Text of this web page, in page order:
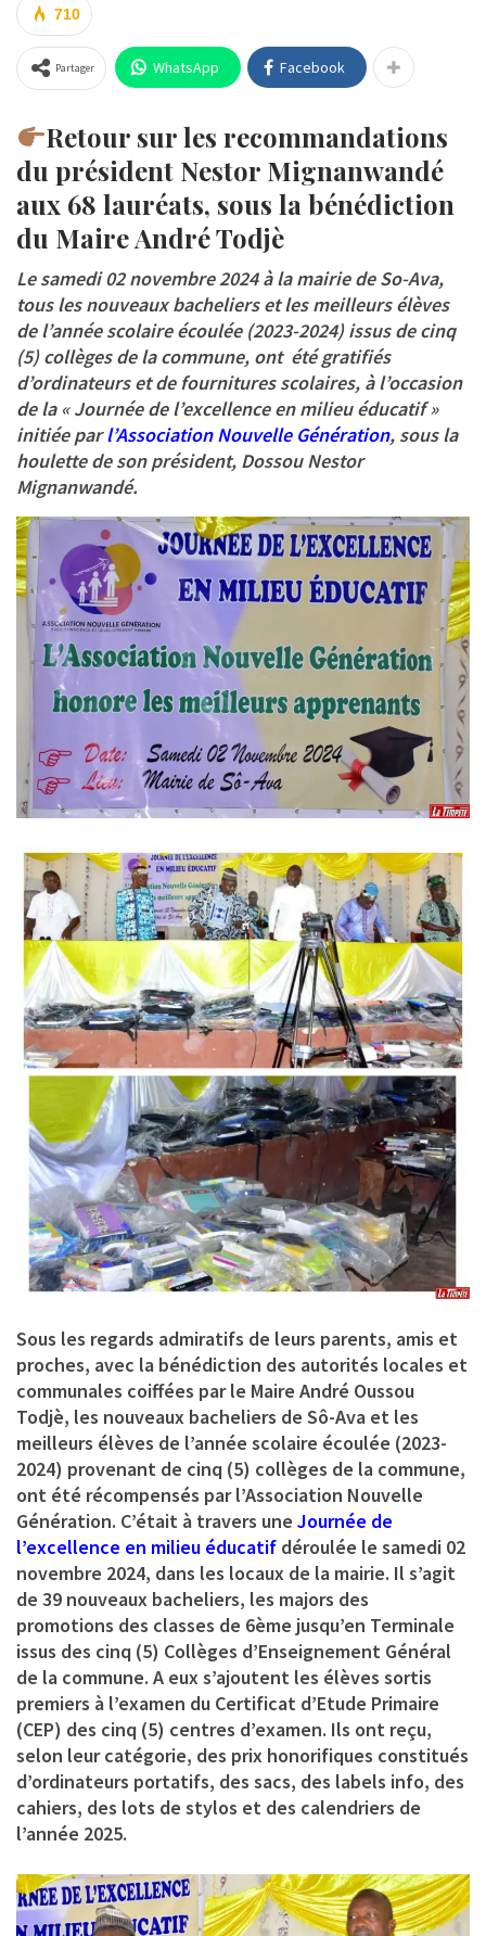
710
Partager WhatsApp Facebook
Retour sur les recommandations
du président Nestor Mignanwandé
aux 68 lauréats, sous la bénédiction
du Maire André Todjè
Le samedi 02 novembre 2024 à la mairie de So-Ava,
tous les nouveaux bacheliers et les meilleurs élèves
de l’année scolaire écoulée (2023-2024) issus de cinq
(5) collèges de la commune, ont été gratifiés
d’ordinateurs et de fournitures scolaires, à l’occasion
de la « Journée de l’excellence en milieu éducatif »
initiée parl’Association Nouvelle Génération, sous la
houlette de son président, Dossou Nestor
Mignanwandé.
Sous les regards admiratifs de leurs parents, amis et
proches, avec la bénédiction des autorités locales et
communales coiffées par le Maire André Oussou
Todjè, les nouveaux bacheliers de Sô-Ava et les
meilleurs élèves de l’année scolaire écoulée (2023-
2024) provenant de cinq (5) collèges de la commune,
ont été récompensés par l’Association Nouvelle
Génération. C’était à travers une Journée de
l’excellence en milieu éducatif déroulée le samedi 02
novembre 2024, dans les locaux de la mairie. Il s’agit
de 39 nouveaux bacheliers, les majors des
promotions des classes de 6ème jusqu’en Terminale
issus des cinq (5) Collèges d’Enseignement Général
de la commune. A eux s’ajoutent les élèves sortis
premiers à l’examen du Certificat d’Etude Primaire
(CEP) des cinq (5) centres d’examen. Ils ont reçu,
selon leur catégorie, des prix honorifiques constitués
d’ordinateurs portatifs, des sacs, des labels info, des
cahiers, des lots de stylos et des calendriers de
l’année 2025.